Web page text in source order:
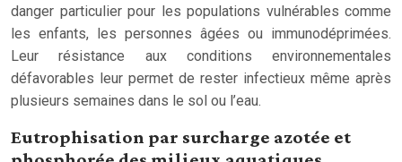
danger particulier pour les populations vulnérables comme
les enfants, les personnes âgées ou immunodéprimées.
Leur résistance aux conditions environnementales
défavorables leur permet de rester infectieux même après
plusieurs semaines dans le sol ou l’eau.
Eutrophisation par surcharge azotée et